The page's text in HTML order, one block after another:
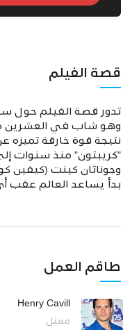
قصة الفيلم
تدور قصة الفيلم حول
وهو شاب في العشرين
نتيجة قوة خارقة
"كريبتون" منذ سنوات إلى
وجوناثان كينت (كيفين
بدأ يساعد العالم عقب
طاقم العمل
Henry Cavill
ممثل